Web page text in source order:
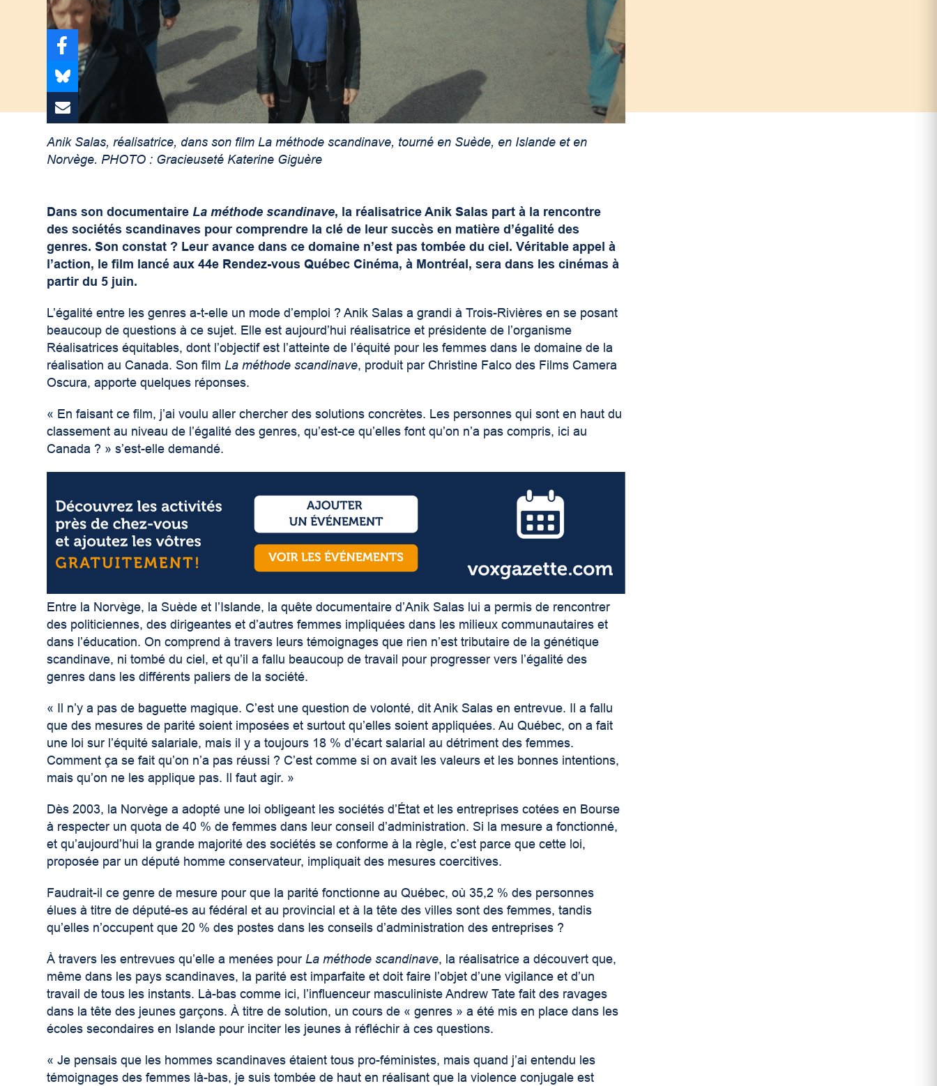
Anik Salas, réalisatrice, dans son film La méthode scandinave, tourné en Suède, en Islande et en
Norvège. PHOTO : Gracieuseté Katerine Giguère
Dans son documentaire La méthode scandinave, la réalisatrice Anik Salas part à la rencontre
des sociétés scandinaves pour comprendre la clé de leur succès en matière d’égalité des
genres. Son constat ? Leur avance dans ce domaine n’est pas tombée du ciel. Véritable appel à
l’action, le film lancé aux 44e Rendez-vous Québec Cinéma, à Montréal, sera dans les cinémas à
partir du 5 juin.
L’égalité entre les genres a-t-elle un mode d’emploi ? Anik Salas a grandi à Trois-Rivières en se posant
beaucoup de questions à ce sujet. Elle est aujourd’hui réalisatrice et présidente de l’organisme
Réalisatrices équitables, dont l’objectif est l’atteinte de l’équité pour les femmes dans le domaine de la
réalisation au Canada. Son filmLa méthode scandinave, produit par Christine Falco des Films Camera
Oscura, apporte quelques réponses.
« En faisant ce film, j’ai voulu aller chercher des solutions concrètes. Les personnes qui sont en haut du
classement au niveau de l’égalité des genres, qu’est-ce qu’elles font qu’on n’a pas compris, ici au
Canada ? » s’est-elle demandé.
Entre la Norvège, la Suède et l’Islande, la quête documentaire d’Anik Salas lui a permis de rencontrer
des politiciennes, des dirigeantes et d’autres femmes impliquées dans les milieux communautaires et
dans l’éducation. On comprend à travers leurs témoignages que rien n’est tributaire de la génétique
scandinave, ni tombé du ciel, et qu’il a fallu beaucoup de travail pour progresser vers l’égalité des
genres dans les différents paliers de la société.
« Il n’y a pas de baguette magique. C’est une question de volonté, dit Anik Salas en entrevue. Il a fallu
que des mesures de parité soient imposées et surtout qu’elles soient appliquées. Au Québec, on a fait
une loi sur l’équité salariale, mais il y a toujours 18 % d’écart salarial au détriment des femmes.
Comment ça se fait qu’on n’a pas réussi ? C’est comme si on avait les valeurs et les bonnes intentions,
mais qu’on ne les applique pas. Il faut agir. »
Dès 2003, la Norvège a adopté une loi obligeant les sociétés d’État et les entreprises cotées en Bourse
à respecter un quota de 40 % de femmes dans leur conseil d’administration. Si la mesure a fonctionné,
et qu’aujourd’hui la grande majorité des sociétés se conforme à la règle, c’est parce que cette loi,
proposée par un député homme conservateur, impliquait des mesures coercitives.
Faudrait-il ce genre de mesure pour que la parité fonctionne au Québec, où 35,2 % des personnes
élues à titre de député-es au fédéral et au provincial et à la tête des villes sont des femmes, tandis
qu’elles n’occupent que 20 % des postes dans les conseils d’administration des entreprises ?
À travers les entrevues qu’elle a menées pourLa méthode scandinave, la réalisatrice a découvert que,
même dans les pays scandinaves, la parité est imparfaite et doit faire l’objet d’une vigilance et d’un
travail de tous les instants. Là-bas comme ici, l’influenceur masculiniste Andrew Tate fait des ravages
dans la tête des jeunes garçons. À titre de solution, un cours de « genres » a été mis en place dans les
écoles secondaires en Islande pour inciter les jeunes à réfléchir à ces questions.
« Je pensais que les hommes scandinaves étaient tous pro-féministes, mais quand j’ai entendu les
témoignages des femmes là-bas, je suis tombée de haut en réalisant que la violence conjugale est